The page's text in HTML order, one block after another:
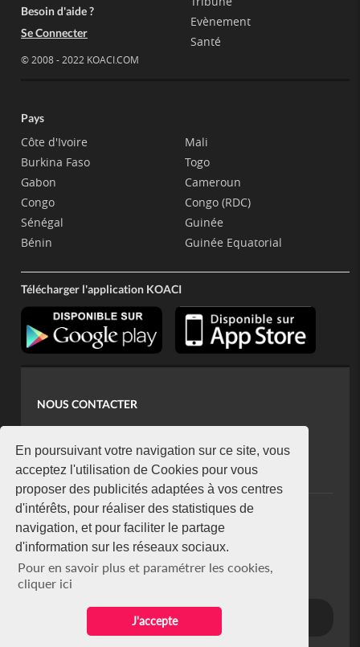
En poursuivant votre navigation sur ce site, vous
acceptez l'utilisation de Cookies pour vous
proposer des publicités adaptées à vos centres
d'intérêts, pour réaliser des statistiques de
navigation, et pour faciliter le partage
d'information sur les réseaux sociaux.
Pour en savoir plus et paramétrer les cookies,
cliquer ici
J'accepte
Besoin d'aide ?
Se Connecter
© 2008 - 2022 KOACI.COM
Evènement
Santé
Pays
Côte d'Ivoire
Burkina Faso
Gabon
Congo
Sénégal
Bénin
Mali
Togo
Cameroun
Congo (RDC)
Guinée
Guinée Equatorial
Télécharger l'application KOACI
NOUS CONTACTER
koaci@yahoo.fr
+225 07 08 85 52 93
NEWSLETTER
Restez connecté via notre newsletter
S'abonner
Se désabonner